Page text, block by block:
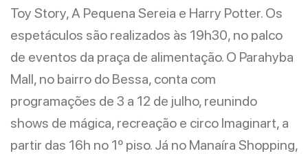
Toy Story, A Pequena Sereia e Harry Potter. Os
espetáculos são realizados às 19h30, no palco
de eventos da praça de alimentação. O Parahyba
Mall, no bairro do Bessa, conta com
programações de 3 a 12 de julho, reunindo
shows de mágica, recreação e circo Imaginart, a
partir das 16h no 1º piso. Já no Manaíra Shopping,